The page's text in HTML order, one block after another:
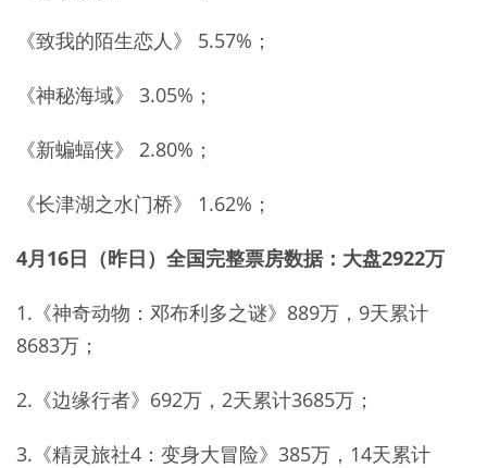
《致我的陌生恋人》 5.57%；
《神秘海域》 3.05%；
《新蝙蝠侠》 2.80%；
《长津湖之水门桥》 1.62%；
4月16日（昨日）全国完整票房数据：大盘2922万
1.《神奇动物：邓布利多之谜》889万，9天累计
8683万；
2.《边缘行者》692万，2天累计3685万；
3.《精灵旅社4：变身大冒险》385万，14天累计